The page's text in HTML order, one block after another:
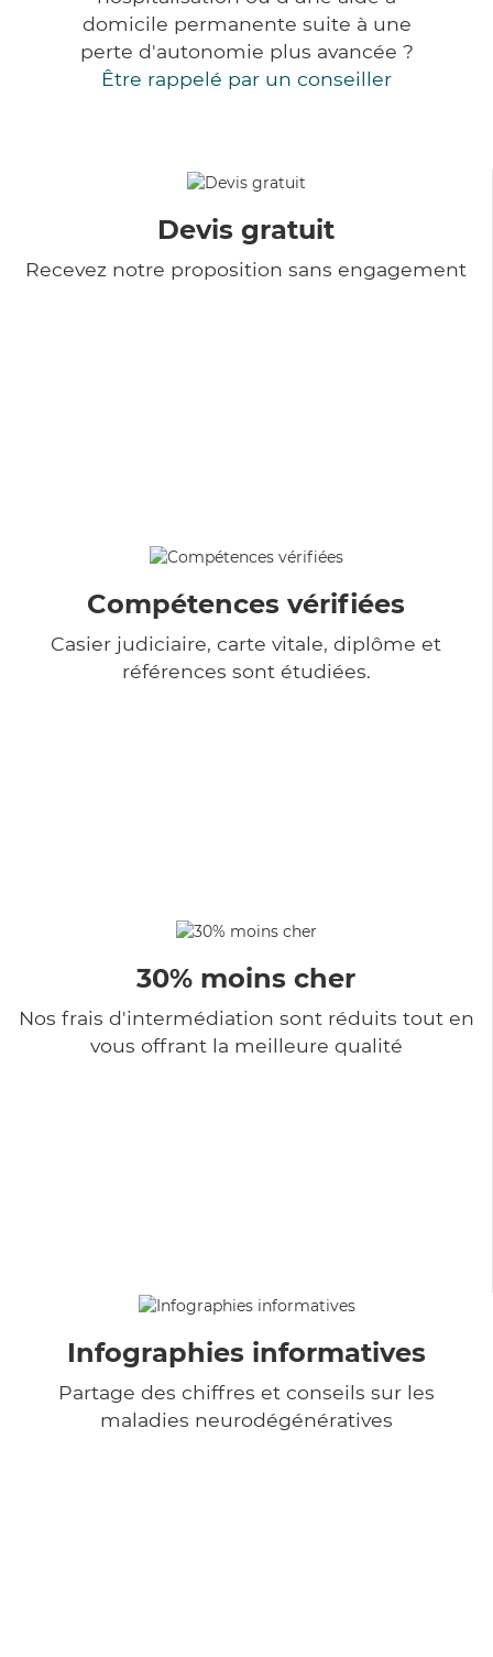
domicile permanente suite à une
perte d'autonomie plus avancée ?
Être rappelé par un conseiller
Devis gratuit
Recevez notre proposition sans engagement
Compétences vérifiées
Casier judiciaire, carte vitale, diplôme et
références sont étudiées.
30% moins cher
Nos frais d'intermédiation sont réduits tout en
vous offrant la meilleure qualité
Infographies informatives
Partage des chiffres et conseils sur les
maladies neurodégénératives